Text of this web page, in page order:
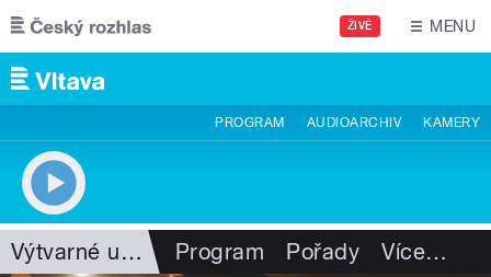
Přejít k hlavnímu obsahu
ŽIVĚ MENU
PROGRAM AUDIOARCHIV KAMERY
Výtvarné umění Program Pořady Více…